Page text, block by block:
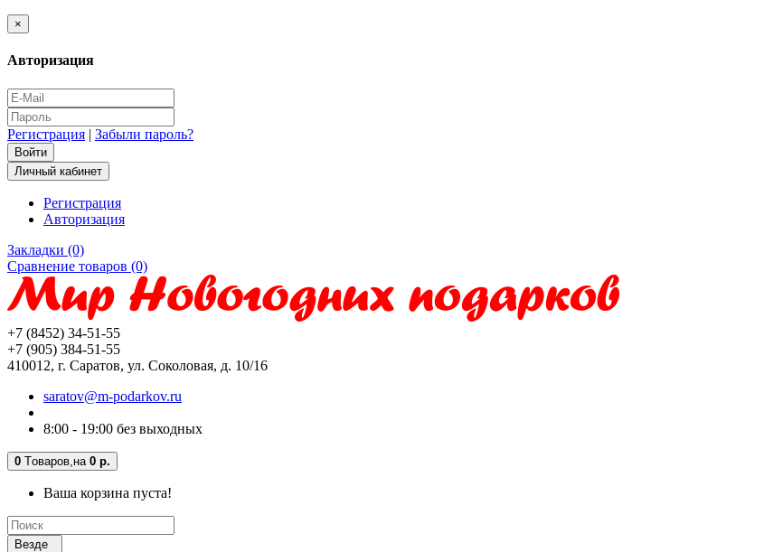
×
Авторизация
Регистрация | Забыли пароль?
Личный кабинет
Регистрация
Авторизация
Закладки (0)
Сравнение товаров (0)
+7 (8452) 34-51-55
+7 (905) 384-51-55
410012, г. Саратов, ул. Соколовая, д. 10/16
saratov@m-podarkov.ru
8:00 - 19:00 без выходных
0 Tоваров, на 0 р.
Ваша корзина пуста!
Везде